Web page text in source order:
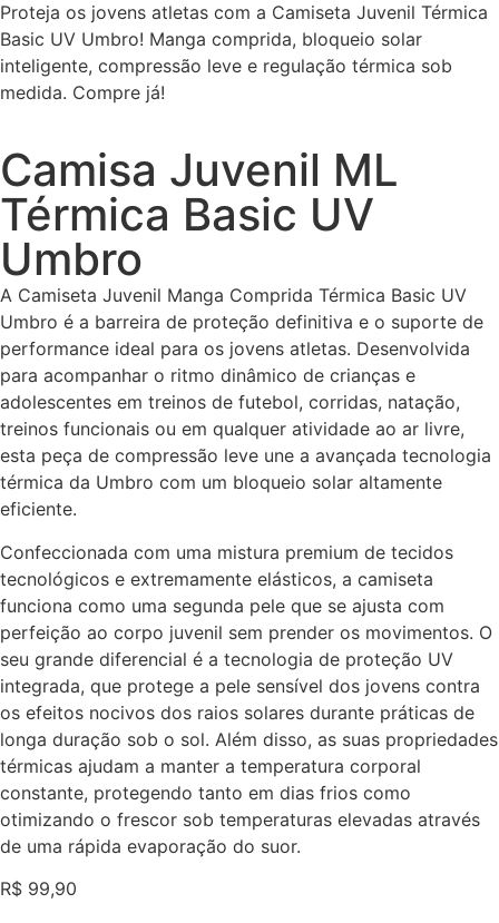
Proteja os jovens atletas com a Camiseta Juvenil Térmica
Basic UV Umbro! Manga comprida, bloqueio solar
inteligente, compressão leve e regulação térmica sob
medida. Compre já!
Camisa Juvenil ML
Térmica Basic UV
Umbro
A Camiseta Juvenil Manga Comprida Térmica Basic UV
Umbro é a barreira de proteção definitiva e o suporte de
performance ideal para os jovens atletas. Desenvolvida
para acompanhar o ritmo dinâmico de crianças e
adolescentes em treinos de futebol, corridas, natação,
treinos funcionais ou em qualquer atividade ao ar livre,
esta peça de compressão leve une a avançada tecnologia
térmica da Umbro com um bloqueio solar altamente
eficiente.
Confeccionada com uma mistura premium de tecidos
tecnológicos e extremamente elásticos, a camiseta
funciona como uma segunda pele que se ajusta com
perfeição ao corpo juvenil sem prender os movimentos. O
seu grande diferencial é a tecnologia de proteção UV
integrada, que protege a pele sensível dos jovens contra
os efeitos nocivos dos raios solares durante práticas de
longa duração sob o sol. Além disso, as suas propriedades
térmicas ajudam a manter a temperatura corporal
constante, protegendo tanto em dias frios como
otimizando o frescor sob temperaturas elevadas através
de uma rápida evaporação do suor.
R$ 99,90